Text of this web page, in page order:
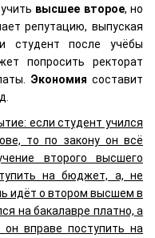
высшее второе, но
репутацию, выпуская
студент после учёбы
попросить ректорат
Экономия составит
если студент учился
то по закону он всё
второго высшего
на бюджет, а, не
идёт о втором высшем в
на бакалавре платно, а
вправе поступить на